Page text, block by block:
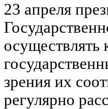
23 апреля
осуществлять
зрения их
регулярно